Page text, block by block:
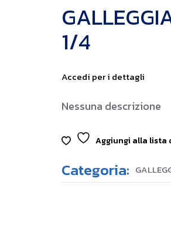
1/4
Accedi per i dettagli
Nessuna descrizione
Aggiungi alla lista
Categoria: